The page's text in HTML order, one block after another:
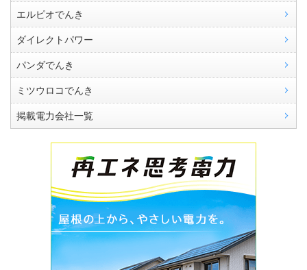
エルピオでんき
ダイレクトパワー
パンダでんき
ミツウロコでんき
掲載電力会社一覧